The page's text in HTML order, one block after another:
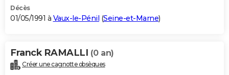
Décès
01/05/1991 à Vaux-le-Pénil (Seine-et-Marne)
Franck RAMALLI (0 an)
Créer une cagnotte obsèques